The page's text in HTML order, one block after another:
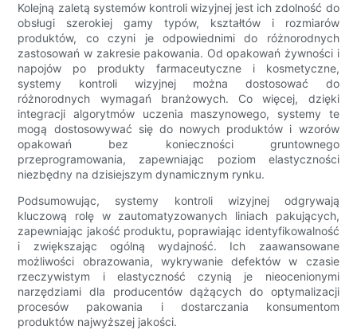
Kolejną zaletą systemów kontroli wizyjnej jest ich zdolność do
obsługi szerokiej gamy typów, kształtów i rozmiarów
produktów, co czyni je odpowiednimi do różnorodnych
zastosowań w zakresie pakowania. Od opakowań żywności i
napojów po produkty farmaceutyczne i kosmetyczne,
systemy kontroli wizyjnej można dostosować do
różnorodnych wymagań branżowych. Co więcej, dzięki
integracji algorytmów uczenia maszynowego, systemy te
mogą dostosowywać się do nowych produktów i wzorów
opakowań bez konieczności gruntownego
przeprogramowania, zapewniając poziom elastyczności
niezbędny na dzisiejszym dynamicznym rynku.
Podsumowując, systemy kontroli wizyjnej odgrywają
kluczową rolę w zautomatyzowanych liniach pakujących,
zapewniając jakość produktu, poprawiając identyfikowalność
i zwiększając ogólną wydajność. Ich zaawansowane
możliwości obrazowania, wykrywanie defektów w czasie
rzeczywistym i elastyczność czynią je nieocenionymi
narzędziami dla producentów dążących do optymalizacji
procesów pakowania i dostarczania konsumentom
produktów najwyższej jakości.